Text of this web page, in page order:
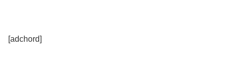
[adchord]